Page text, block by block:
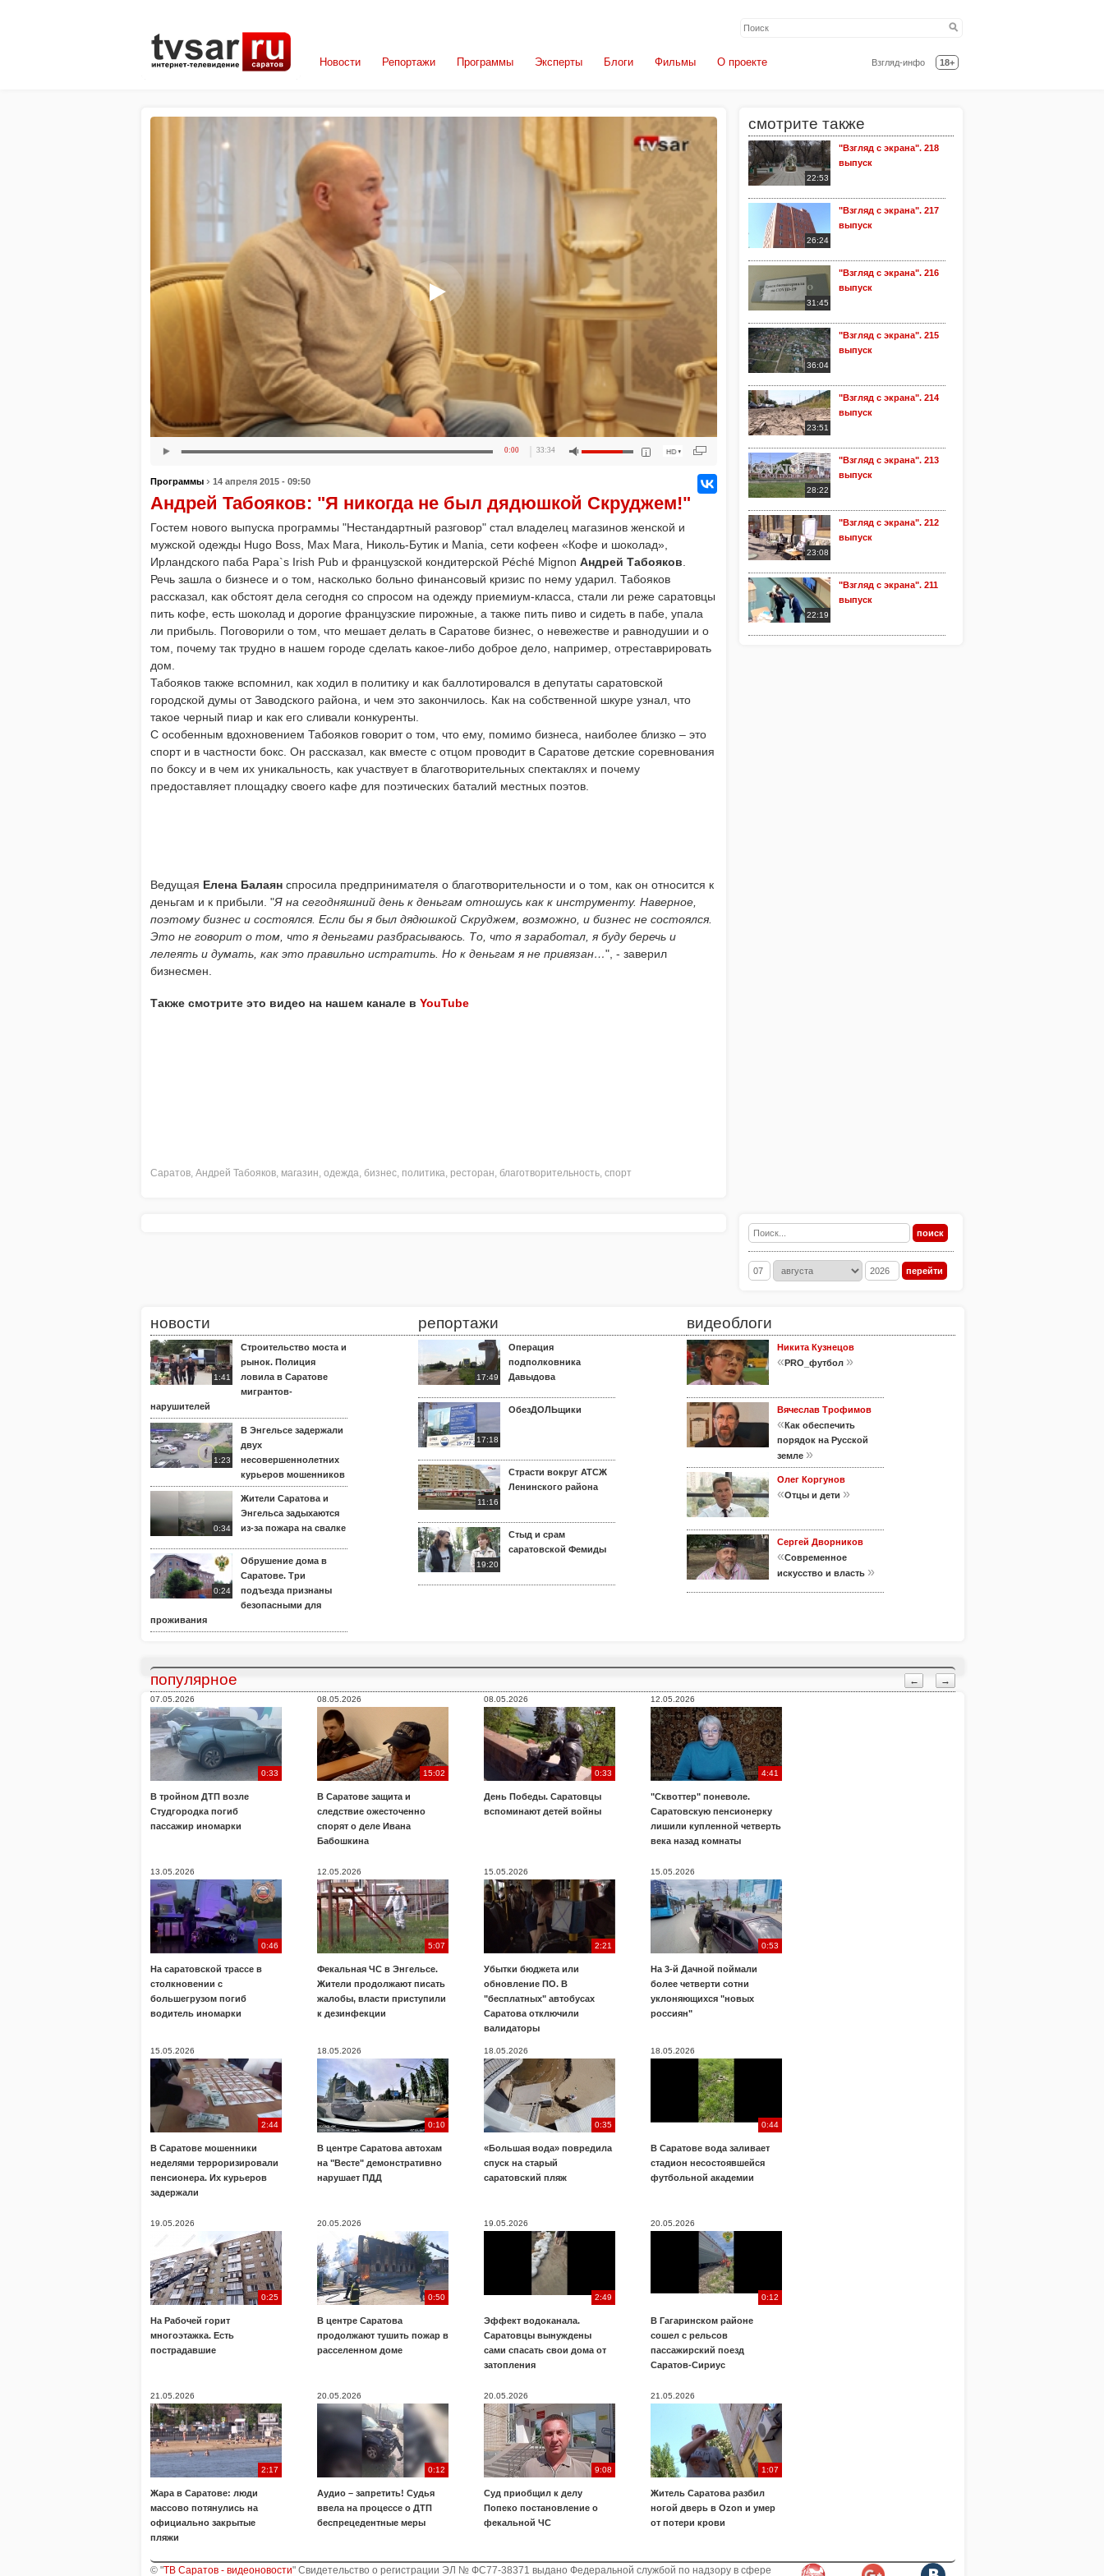
Взгляд-инфо 18+
Новости Репортажи Программы Эксперты Блоги Фильмы О проекте
смотрите также
22:53
"Взгляд с экрана". 218
выпуск
26:24
"Взгляд с экрана". 217
выпуск
31:45
"Взгляд с экрана". 216
выпуск
36:04
"Взгляд с экрана". 215
выпуск
23:51
"Взгляд с экрана". 214
выпуск
28:22
"Взгляд с экрана". 213
выпуск
23:08
"Взгляд с экрана". 212
выпуск
22:19
"Взгляд с экрана". 211
выпуск
0:00 33:34
Программы › 14 апреля 2015 - 09:50
Андрей Табояков: "Я никогда не был дядюшкой Скруджем!"
Гостем нового выпуска программы "Нестандартный разговор" стал владелец магазинов женской и
мужской одежды Hugo Boss, Max Mara, Николь-Бутик и Mania, сети кофеен «Кофе и шоколад»,
Ирландского паба Papa`s Irish Pub и французской кондитерской Péché Mignon Андрей Табояков
Речь зашла о бизнесе и о том, насколько больно финансовый кризис по нему ударил. Табояков
рассказал, как обстоят дела сегодня со спросом на одежду приемиум-класса, стали ли реже саратовцы
пить кофе, есть шоколад и дорогие французские пирожные, а также пить пиво и сидеть в пабе, упала
ли прибыль. Поговорили о том, что мешает делать в Саратове бизнес, о невежестве и равнодушии и о
том, почему так трудно в нашем городе сделать какое-либо доброе дело, например, отреставрировать
дом.
Табояков также вспомнил, как ходил в политику и как баллотировался в депутаты саратовской
городской думы от Заводского района, и чем это закончилось. Как на собственной шкуре узнал, что
такое черный пиар и как его сливали конкуренты.
С особенным вдохновением Табояков говорит о том, что ему, помимо бизнеса, наиболее близко – это
спорт и в частности бокс. Он рассказал, как вместе с отцом проводит в Саратове детские соревнования
по боксу и в чем их уникальность, как участвует в благотворительных спектаклях и почему
предоставляет площадку своего кафе для поэтических баталий местных поэтов.
Ведущая Елена Балаян спросила предпринимателя о благотворительности и о том, как он относится к
деньгам и к прибыли. "Я на сегодняшний день к деньгам отношусь как к инструменту. Наверное,
поэтому бизнес и состоялся. Если бы я был дядюшкой Скруджем, возможно, и бизнес не состоялся.
Это не говорит о том, что я деньгами разбрасываюсь. То, что я заработал, я буду беречь и
лелеять и думать, как это правильно истратить. Но к деньгам я не привязан…", - заверил
бизнесмен.
Также смотрите это видео на нашем канале в YouTube
Саратов, Андрей Табояков, магазин, одежда, бизнес, политика, ресторан, благотворительность, спорт
новости
1:41
Строительство моста и
рынок. Полиция
ловила в Саратове
мигрантов-
нарушителей
1:23
В Энгельсе задержали
двух
несовершеннолетних
курьеров мошенников
0:34
Жители Саратова и
Энгельса задыхаются
из-за пожара на свалке
0:24
Обрушение дома в
Саратове. Три
подъезда признаны
безопасными для
проживания
репортажи
17:49
Операция
подполковника
Давыдова
17:18
ОбезДОЛЬщики
11:16
Страсти вокруг АТСЖ
Ленинского района
19:20
Стыд и срам
саратовской Фемиды
видеоблоги
Никита Кузнецов
«PRO_футбол »
Вячеслав Трофимов
«Как обеспечить
порядок на Русской
земле »
Олег Коргунов
«Отцы и дети »
Сергей Дворников
«Современное
искусство и власть »
← →
популярное
07.05.2026
0:33
В тройном ДТП возле
Студгородка погиб
пассажир иномарки
08.05.2026
15:02
В Саратове защита и
следствие ожесточенно
спорят о деле Ивана
Бабошкина
08.05.2026
0:33
День Победы. Саратовцы
вспоминают детей войны
12.05.2026
4:41
"Сквоттер" поневоле.
Саратовскую пенсионерку
лишили купленной четверть
века назад комнаты
13.05.2026
0:46
На саратовской трассе в
столкновении с
большегрузом погиб
водитель иномарки
12.05.2026
5:07
Фекальная ЧС в Энгельсе.
Жители продолжают писать
жалобы, власти приступили
к дезинфекции
15.05.2026
2:21
Убытки бюджета или
обновление ПО. В
"бесплатных" автобусах
Саратова отключили
валидаторы
15.05.2026
0:53
На 3-й Дачной поймали
более четверти сотни
уклоняющихся "новых
россиян"
15.05.2026
2:44
В Саратове мошенники
неделями терроризировали
пенсионера. Их курьеров
задержали
18.05.2026
0:10
В центре Саратова автохам
на "Весте" демонстративно
нарушает ПДД
18.05.2026
0:35
«Большая вода» повредила
спуск на старый
саратовский пляж
18.05.2026
0:44
В Саратове вода заливает
стадион несостоявшейся
футбольной академии
19.05.2026
0:25
На Рабочей горит
многоэтажка. Есть
пострадавшие
20.05.2026
0:50
В центре Саратова
продолжают тушить пожар в
расселенном доме
19.05.2026
2:49
Эффект водоканала.
Саратовцы вынуждены
сами спасать свои дома от
затопления
20.05.2026
0:12
В Гагаринском районе
сошел с рельсов
пассажирский поезд
Саратов-Сириус
21.05.2026
2:17
Жара в Саратове: люди
массово потянулись на
официально закрытые
пляжи
20.05.2026
0:12
Аудио – запретить! Судья
ввела на процессе о ДТП
беспрецедентные меры
20.05.2026
9:08
Суд приобщил к делу
Попеко постановление о
фекальной ЧС
21.05.2026
1:07
Житель Саратова разбил
ногой дверь в Ozon и умер
от потери крови
© "ТВ Саратов - видеоновости" Свидетельство о регистрации ЭЛ № ФС77-38371 выдано Федеральной службой по надзору в сфере